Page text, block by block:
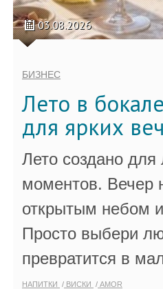
03.08.2026
БИЗНЕС
Лето в
для ярких
Лето создано для
моментов. Вечер
открытым небом
Просто выбери
превратится в
НАПИТКИ ВИСКИ AMOR